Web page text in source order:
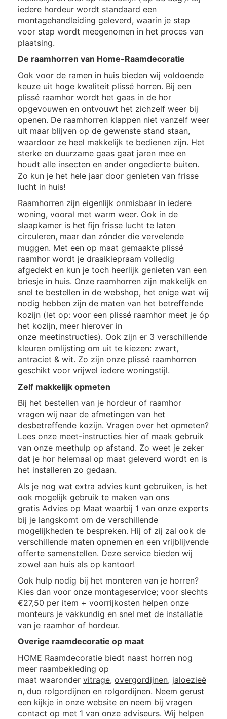
iedere hordeur wordt standaard een
montagehandleiding geleverd, waarin je stap
voor stap wordt meegenomen in het proces van
plaatsing.
De raamhorren van Home-Raamdecoratie
Ook voor de ramen in huis bieden wij voldoende
keuze uit hoge kwaliteit plissé horren. Bij een
plissé raamhor wordt het gaas in de hor
opgevouwen en ontvouwt het zichzelf weer bij
openen. De raamhorren klappen niet vanzelf weer
uit maar blijven op de gewenste stand staan,
waardoor ze heel makkelijk te bedienen zijn. Het
sterke en duurzame gaas gaat jaren mee en
houdt alle insecten en ander ongedierte buiten.
Zo kun je het hele jaar door genieten van frisse
lucht in huis!
Raamhorren zijn eigenlijk onmisbaar in iedere
woning, vooral met warm weer. Ook in de
slaapkamer is het fijn frisse lucht te laten
circuleren, maar dan zónder die vervelende
muggen. Met een op maat gemaakte plissé
raamhor wordt je draaikiepraam volledig
afgedekt en kun je toch heerlijk genieten van een
briesje in huis. Onze raamhorren zijn makkelijk en
snel te bestellen in de webshop, het enige wat wij
nodig hebben zijn de maten van het betreffende
kozijn (let op: voor een plissé raamhor meet je óp
het kozijn, meer hierover in
onze meetinstructies). Ook zijn er 3 verschillende
kleuren omlijsting om uit te kiezen: zwart,
antraciet & wit. Zo zijn onze plissé raamhorren
geschikt voor vrijwel iedere woningstijl.
Zelf makkelijk opmeten
Bij het bestellen van je hordeur of raamhor
vragen wij naar de afmetingen van het
desbetreffende kozijn. Vragen over het opmeten?
Lees onze meet-instructies hier of maak gebruik
van onze meethulp op afstand. Zo weet je zeker
dat je hor helemaal op maat geleverd wordt en is
het installeren zo gedaan.
Als je nog wat extra advies kunt gebruiken, is het
ook mogelijk gebruik te maken van ons
gratis Advies op Maat waarbij 1 van onze experts
bij je langskomt om de verschillende
mogelijkheden te bespreken. Hij of zij zal ook de
verschillende maten opnemen en een vrijblijvende
offerte samenstellen. Deze service bieden wij
zowel aan huis als op kantoor!
Ook hulp nodig bij het monteren van je horren?
Kies dan voor onze montageservice; voor slechts
€27,50 per item + voorrijkosten helpen onze
monteurs je vakkundig en snel met de installatie
van je raamhor of hordeur.
Overige raamdecoratie op maat
HOME Raamdecoratie biedt naast horren nog
meer raambekleding op
maat waaronder vitrage, overgordijnen, jaloezieë
n, duo rolgordijnen en rolgordijnen. Neem gerust
een kijkje in onze website en neem bij vragen
contact op met 1 van onze adviseurs. Wij helpen